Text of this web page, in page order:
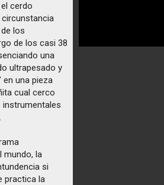
cerdo
circunstancia
los
de los casi 38
una
ultrapesado y
en una pieza
cual cerco
mundo, la
si
practica la